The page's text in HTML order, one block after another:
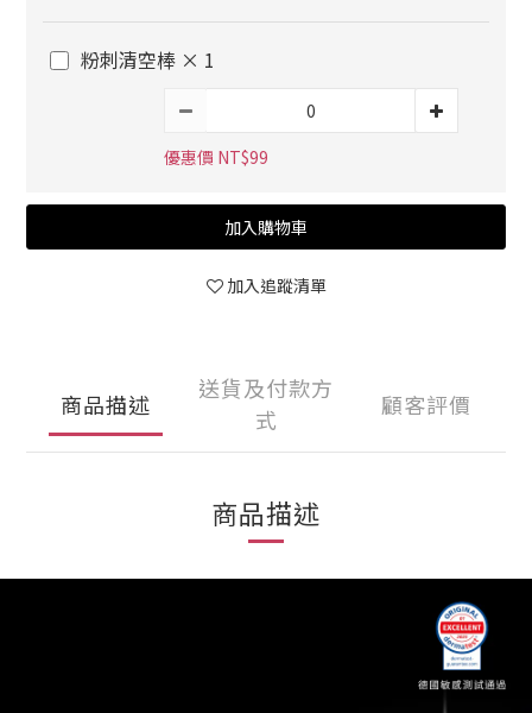
粉刺清空棒 × 1
優惠價 NT$99
加入購物車
加入追蹤清單
商品描述
送貨及付款方
式
顧客評價
商品描述